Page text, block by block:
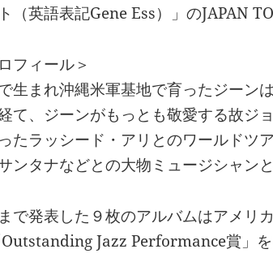
（英語表記Gene Ess）」のJAPAN
フィール＞
生まれ沖縄米軍基地で育ったジーン
て、ジーンがもっとも敬愛する故ジ
たラッシード・アリとのワールドツ
ンタナなどとの大物ミュージシャン
で発表した９枚のアルバムはアメリ
Jazz Performance賞」